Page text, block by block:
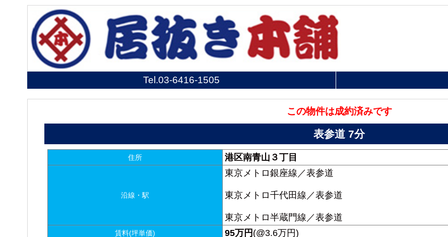
Tel.03-6416-1505
この物件は成約済みです
表参道 7分
住所 港区南青山３丁目
沿線・駅
東京メトロ銀座線／表参道
東京メトロ千代田線／表参道
東京メトロ半蔵門線／表参道
賃料(坪単価) 95万円 (@3.6万円)